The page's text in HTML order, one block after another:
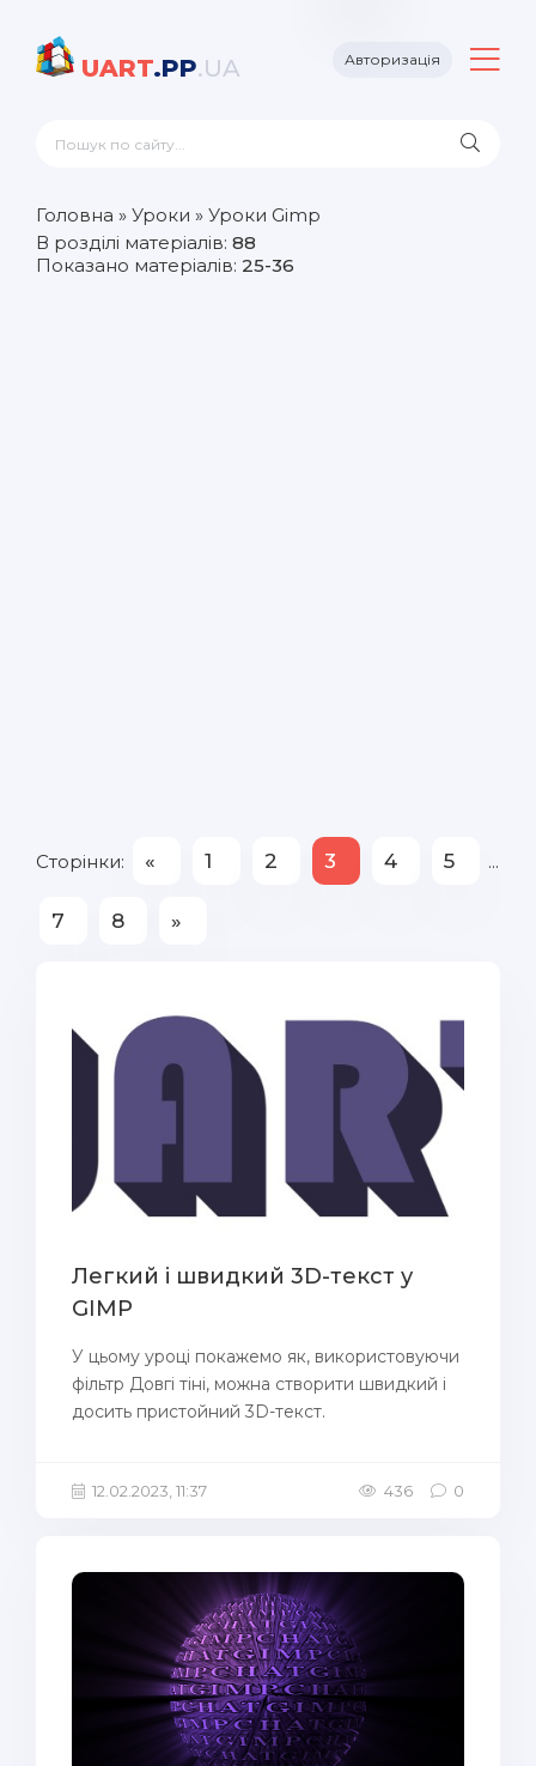
UART.PP.UA Авторизація
Головна » Уроки » Уроки Gimp
В розділі матеріалів: 88
Показано матеріалів: 25-36
Сторінки: « 1 2 3 4 5 ...
7 8 »
Легкий і швидкий 3D-текст у
GIMP
У цьому уроці покажемо як, використовуючи
фільтр Довгі тіні, можна створити швидкий і
досить пристойний 3D-текст.
12.02.2023, 11:37 436 0